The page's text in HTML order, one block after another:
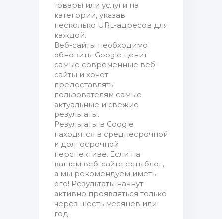
товары или услуги на
категории, указав
несколько URL-адресов для
каждой.
Веб-сайты необходимо
обновить. Google ценит
самые современные веб-
сайты и хочет
предоставлять
пользователям самые
актуальные и свежие
результаты.
Результаты в Google
находятся в среднесрочной
и долгосрочной
перспективе. Если на
вашем веб-сайте есть блог,
а мы рекомендуем иметь
его! Результаты начнут
активно проявляться только
через шесть месяцев или
год.